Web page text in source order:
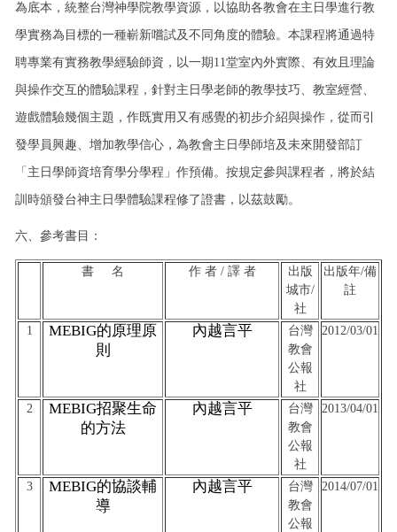
為底本，統整台灣神學院教學資源，以協助各教會在主日學進行教
學實務為目標的一種嶄新嚐試及不同角度的體驗。本課程將通過特
聘專業有實務教學經驗師資，以一期11堂室內外實際、有效且理論
與操作交互的體驗課程，針對主日學老師的教學技巧、教室經營、
遊戲體驗幾個主題，作既實用又有感覺的初步介紹與操作，從而引
發學員興趣、增加教學信心，為教會主日學師培及未來開發部訂
「主日學師資培育學分學程」作預備。按規定參與課程者，將於結
訓時頒發台神主日學體驗課程修了證書，以茲鼓勵。
六、參考書目：
書 名 作 者 / 譯 者
出版
城市/
社
出版年/備
註
1 MEBIG的原理原
則
內越言平
台灣
教會
公報
社
2012/03/01
2 MEBIG招聚生命
的方法
內越言平
台灣
教會
公報
社
2013/04/01
3 MEBIG的協談輔
導
內越言平
台灣
教會
公報
2014/07/01